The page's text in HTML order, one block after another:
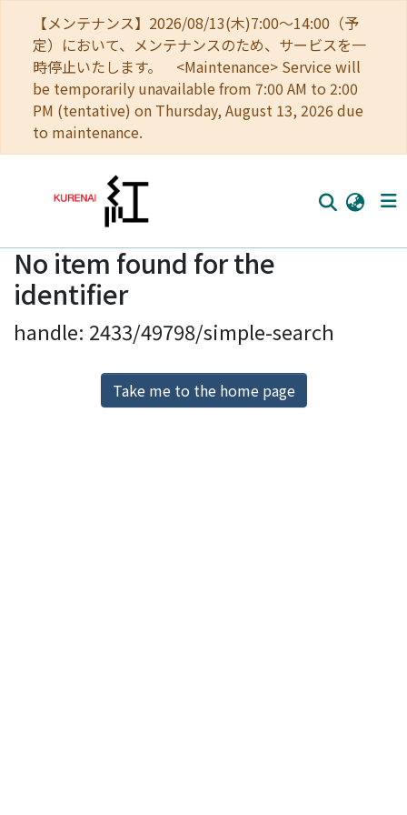
【メンテナンス】2026/08/13(木)7:00～14:00（予
定）において、メンテナンスのため、サービスを一
時停止いたします。 <Maintenance> Service will
be temporarily unavailable from 7:00 AM to 2:00
PM (tentative) on Thursday, August 13, 2026 due
to maintenance.
Home
Communities
Browse
Download Ranking
No item found for the
identifier
handle: 2433/49798/simple-search
Take me to the home page